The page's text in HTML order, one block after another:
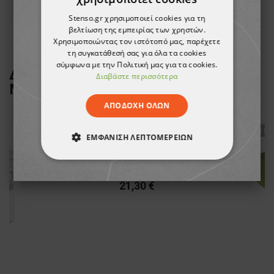
ΔΕΙΤΕ ΠΕΡΙΣΣΟΤΕΡΑ ΑΠΟ ΤΗ
ΜΑΡΚΑ
AGILE Ανδρικό μπουφάν
21,30 €
Stenso.gr χρησιμοποιεί cookies για τη
βελτίωση της εμπειρίας των χρηστών.
Χρησιμοποιώντας τον ιστότοπό μας, παρέχετε
τη συγκατάθεσή σας για όλα τα cookies
σύμφωνα με την Πολιτική μας για τα cookies.
Διαβάστε περισσότερα
ΑΠΟΔΟΧΉ ΌΛΩΝ
ΕΜΦΆΝΙΣΗ ΛΕΠΤΟΜΕΡΕΙΏΝ
ΑΠΟΛΎΤΩΣ ΑΠΑΡΑΊΤΗΤΑ
ΑΠΌΔΟΣΗΣ